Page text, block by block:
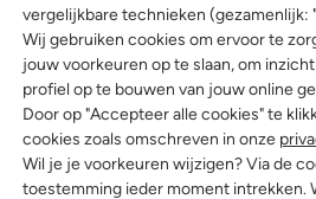
vergelijkbare technieken (gezamenlijk:
Wij gebruiken cookies om ervoor te
jouw voorkeuren op te slaan, om
profiel op te bouwen van jouw online
Door op "Accepteer alle cookies" te
cookies zoals omschreven in onze
Wil je je voorkeuren wijzigen? Via de
toestemming ieder moment intrekken.